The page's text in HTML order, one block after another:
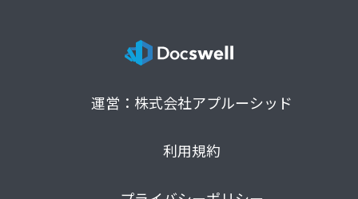
運営：株式会社アプルーシッド
利用規約